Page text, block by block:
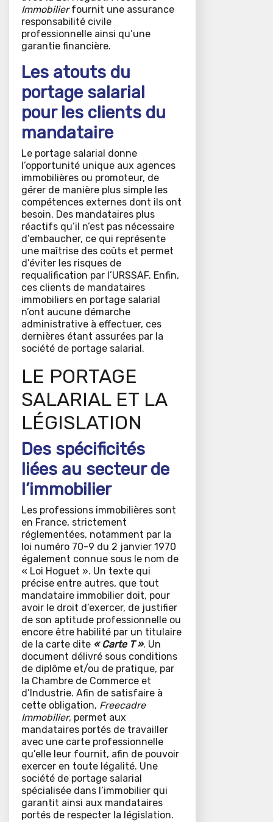
Immobilierfournit une assurance
responsabilité civile
professionnelle ainsi qu’une
garantie financière.
Les atouts du
portage salarial
pour les clients du
mandataire
Le portage salarial donne
l’opportunité unique aux agences
immobilières ou promoteur, de
gérer de manière plus simple les
compétences externes dont ils ont
besoin. Des mandataires plus
réactifs qu’il n’est pas nécessaire
d’embaucher, ce qui représente
une maîtrise des coûts et permet
d’éviter les risques de
requalification par l’URSSAF. Enfin,
ces clients de mandataires
immobiliers en portage salarial
n’ont aucune démarche
administrative à effectuer, ces
dernières étant assurées par la
société de portage salarial.
LE PORTAGE
SALARIAL ET LA
LÉGISLATION
Des spécificités
liées au secteur de
l’immobilier
Les professions immobilières sont
en France, strictement
réglementées, notamment par la
loi numéro 70-9 du 2 janvier 1970
également connue sous le nom de
« Loi Hoguet ». Un texte qui
précise entre autres, que tout
mandataire immobilier doit, pour
avoir le droit d’exercer, de justifier
de son aptitude professionnelle ou
encore être habilité par un titulaire
de la carte dite « Carte T ». Un
document délivré sous conditions
de diplôme et/ou de pratique, par
la Chambre de Commerce et
d’Industrie. Afin de satisfaire à
cette obligation, Freecadre
Immobilier, permet aux
mandataires portés de travailler
avec une carte professionnelle
qu’elle leur fournit, afin de pouvoir
exercer en toute légalité. Une
société de portage salarial
spécialisée dans l’immobilier qui
garantit ainsi aux mandataires
portés de respecter la législation.